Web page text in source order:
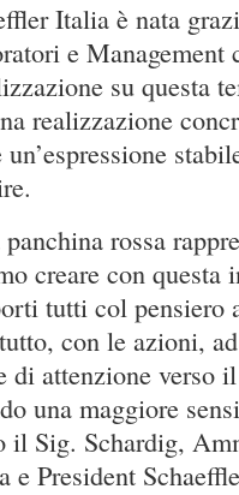
Italia è nata
e Management
su questa
realizzazione
rossa
creare con questa
tutti col pensiero
con le azioni,
attenzione verso
una maggiore
il Sig. Schardig,
e President